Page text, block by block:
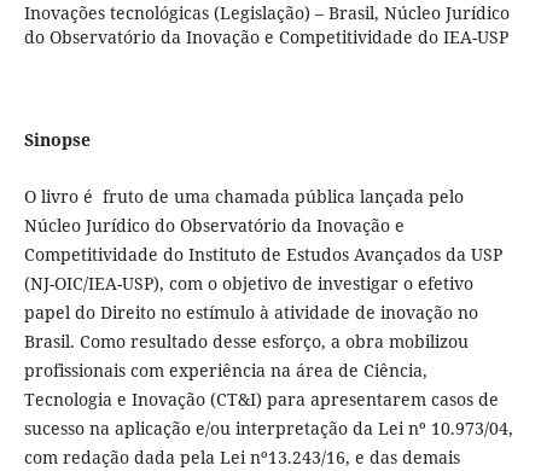
Inovações tecnológicas (Legislação) – Brasil, Núcleo Jurídico
do Observatório da Inovação e Competitividade do IEA-USP
Sinopse
O livro é fruto de uma chamada pública lançada pelo
Núcleo Jurídico do Observatório da Inovação e
Competitividade do Instituto de Estudos Avançados da USP
(NJ-OIC/IEA-USP), com o objetivo de investigar o efetivo
papel do Direito no estímulo à atividade de inovação no
Brasil. Como resultado desse esforço, a obra mobilizou
profissionais com experiência na área de Ciência,
Tecnologia e Inovação (CT&I) para apresentarem casos de
sucesso na aplicação e/ou interpretação da Lei nº 10.973/04,
com redação dada pela Lei nº13.243/16, e das demais